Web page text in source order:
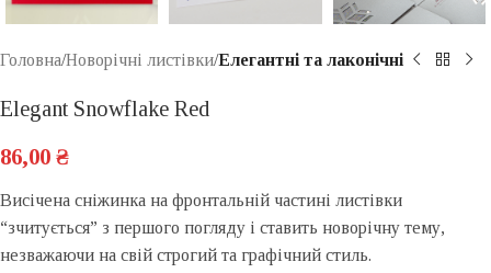
Головна Новорічні листівки Елегантні та лаконічні
Elegant Snowflake Red
86,00 ₴
Висічена сніжинка на фронтальній частині листівки
“зчитується” з першого погляду і ставить новорічну тему,
незважаючи на свій строгий та графічний стиль.